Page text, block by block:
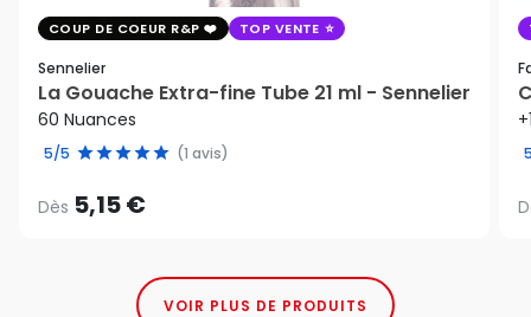
COUP DE COEUR R&P TOP VENTE
Sennelier
La Gouache Extra-fine Tube 21 ml - Sennelier
60 Nuances
5/5 (1 avis)
Dès 5,15 €
VOIR PLUS DE PRODUITS